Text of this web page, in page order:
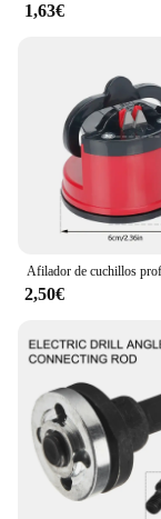
1,63€
2,50€